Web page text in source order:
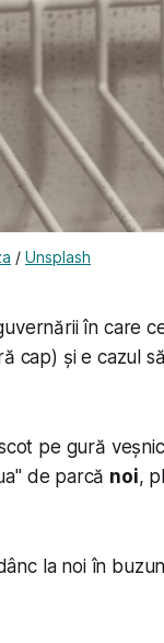
/ Unsplash
în care
cap) și e cazul
pe gură
de parcă noi,
la noi în